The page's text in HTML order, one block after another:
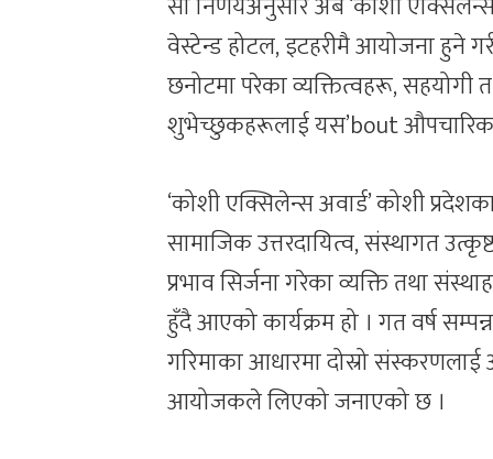
वेस्टेन्ड होटल, इटहरीमै आयोजना हुने
छनोटमा परेका व्यक्तित्वहरू,
शुभेच्छुकहरूलाई यस’bout औपचारिक
‘कोशी एक्सिलेन्स अवार्ड’ कोशी
सामाजिक उत्तरदायित्व, संस्थागत
प्रभाव सिर्जना गरेका व्यक्ति तथा
हुँदै आएको कार्यक्रम हो । गत वर्ष
गरिमाका आधारमा दोस्रो
आयोजकले लिएको जनाएको छ ।